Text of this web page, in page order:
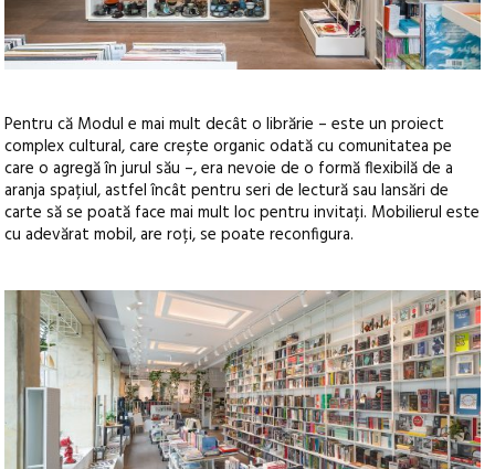
Pentru că Modul e mai mult decât o librărie – este un proiect
complex cultural, care crește organic odată cu comunitatea pe
care o agregă în jurul său –, era nevoie de o formă flexibilă de a
aranja spațiul, astfel încât pentru seri de lectură sau lansări de
carte să se poată face mai mult loc pentru invitați. Mobilierul este
cu adevărat mobil, are roți, se poate reconfigura.